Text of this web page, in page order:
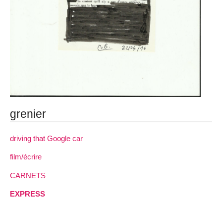
grenier
driving that Google car
film/écrire
CARNETS
EXPRESS